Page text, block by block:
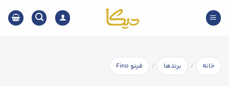
content
خانه / برندها / فینو Fino